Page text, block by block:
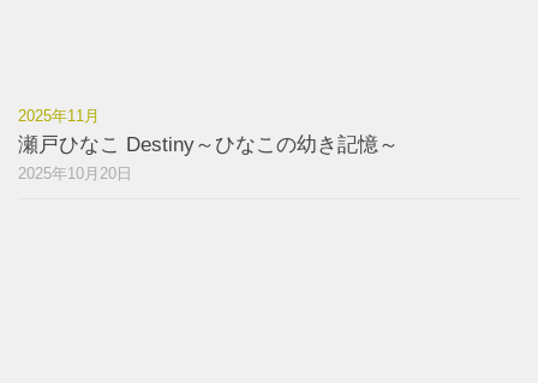
2025年11月
瀬戸ひなこ Destiny～ひなこの幼き記憶～
2025年10月20日